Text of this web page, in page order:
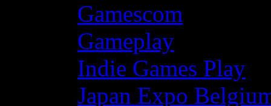
Gamescom
Gameplay
Indie Games Play
Japan Expo